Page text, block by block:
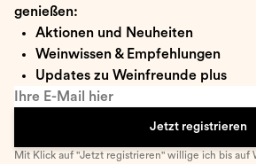
genießen:
Aktionen und Neuheiten
Weinwissen & Empfehlungen
Updates zu Weinfreunde plus
Ihre E-Mail hier
Jetzt registrieren
Mit Klick auf "Jetzt registrieren" willige ich bis auf